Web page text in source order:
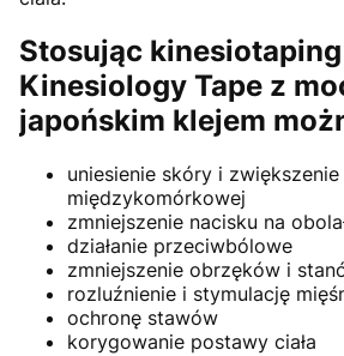
Stosując
Kinesiology Tape z
japońskim klejem
uniesienie skóry i
międzykomórkowej
zmniejszenie nacisku na
działanie przeciwbólowe
zmniejszenie obrzęków i
rozluźnienie i stymulację
ochronę stawów
korygowanie postawy ciała